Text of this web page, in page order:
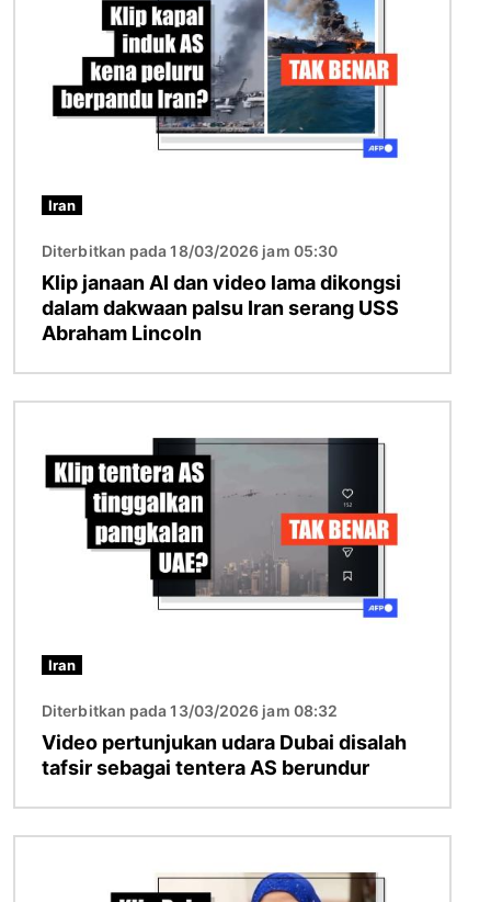
Iran
Diterbitkan pada 18/03/2026 jam 05:30
Klip janaan AI dan video lama dikongsi
dalam dakwaan palsu Iran serang USS
Abraham Lincoln
Iran
Diterbitkan pada 13/03/2026 jam 08:32
Video pertunjukan udara Dubai disalah
tafsir sebagai tentera AS berundur